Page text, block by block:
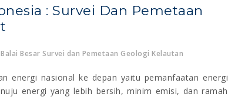
: Survei Dan Pemetaan
Besar Survei dan Pemetaan Geologi Kelautan
energi nasional ke depan yaitu pemanfaatan energi
energi yang lebih bersih, minim emisi, dan ramah